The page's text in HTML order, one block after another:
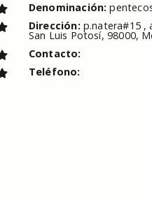
Denominación:
Dirección: p.natera#15 ,
San Luis Potosí, 98000,
Contacto:
Teléfono: